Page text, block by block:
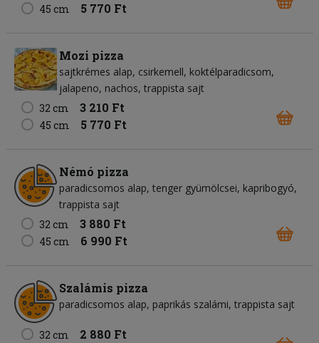
45 cm 5 770 Ft
Mozi pizza
sajtkrémes alap csirkemell koktélparadicsom
jalapeno nachos trappista sajt
32 cm
3 210 Ft
45 cm 5 770 Ft
Némó pizza
paradicsomos alap tenger gyümölcsei kapribogyó
trappista sajt
32 cm
3 880 Ft
45 cm 6 990 Ft
Szalámis pizza
paradicsomos alap paprikás szalámi trappista sajt
32 cm 2 880 Ft